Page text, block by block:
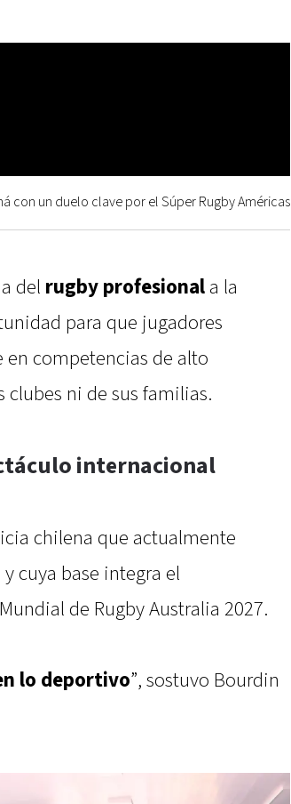
con un duelo clave por el Súper Rugby Américas
del rugby profesional a la
para que jugadores
en competencias de alto
ni de sus familias.
internacional
chilena que actualmente
cuya base integra el
de Rugby Australia 2027.
lo deportivo”, sostuvo Bourdin